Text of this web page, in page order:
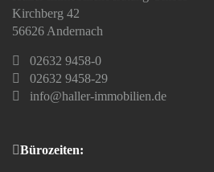
Kirchberg 42
56626 Andernach
02632 9458-0
02632 9458-29
info@haller-immobilien.de
Bürozeiten: